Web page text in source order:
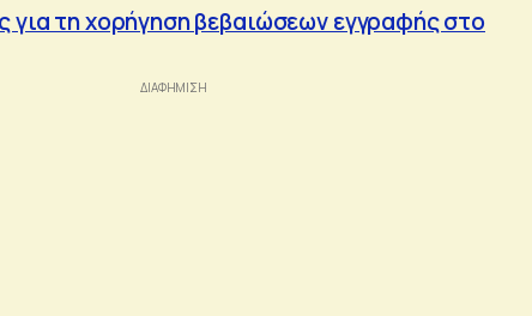
για τη χορήγηση βεβαιώσεων εγγραφής στο